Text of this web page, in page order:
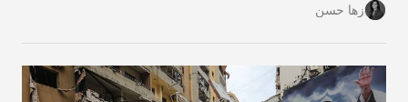
زها حسن